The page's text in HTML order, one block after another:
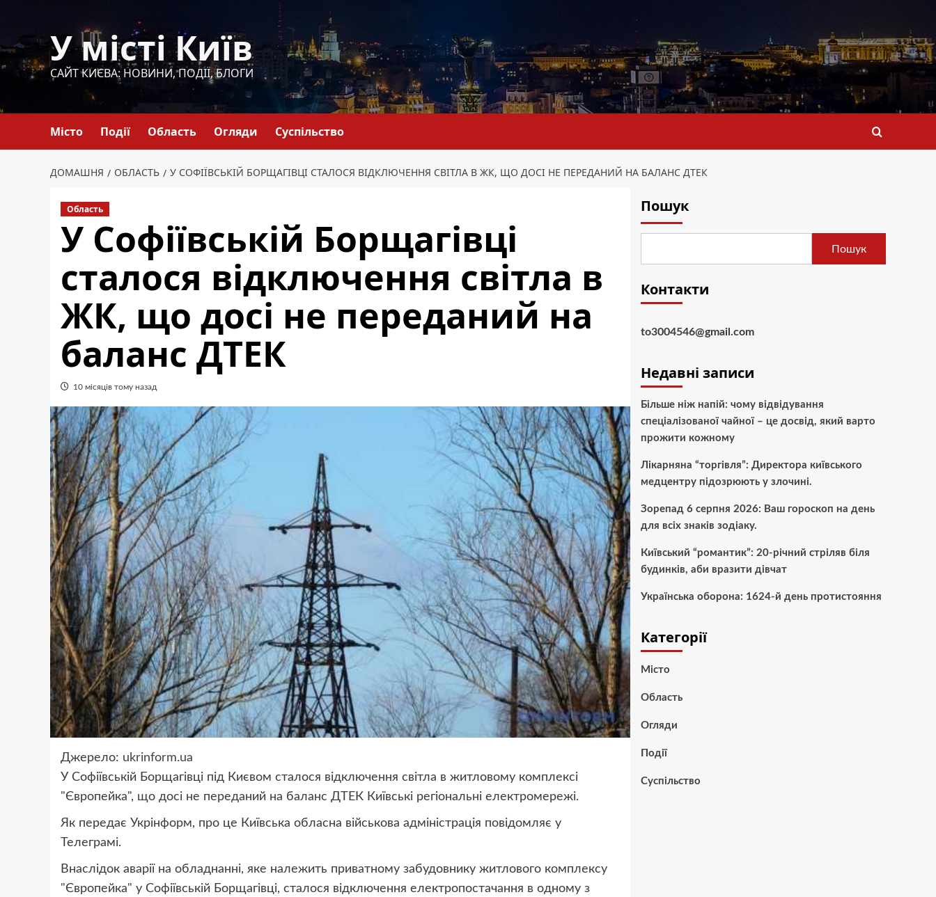
вмісту
У місті Київ
САЙТ КИЄВА: НОВИНИ, ПОДІЇ, БЛОГИ
Місто Події Область Огляди Суспільство
ДОМАШНЯ ОБЛАСТЬ У СОФІЇВСЬКІЙ БОРЩАГІВЦІ СТАЛОСЯ ВІДКЛЮЧЕННЯ СВІТЛА В ЖК, ЩО ДОСІ НЕ ПЕРЕДАНИЙ НА БАЛАНС ДТЕК
Область
У Софіївській Борщагівці
сталося відключення світла в
ЖК, що досі не переданий на
баланс ДТЕК
10 місяців тому назад
Джерело: ukrinform.ua
У Софіївській Борщагівці під Києвом сталося відключення світла в житловому комплексі
"Європейка", що досі не переданий на баланс ДТЕК Київські регіональні електромережі.
Як передає Укрінформ, про це Київська обласна військова адміністрація повідомляє у
Телеграмі.
Внаслідок аварії на обладнанні, яке належить приватному забудовнику житлового комплексу
"Європейка" у Софіївській Борщагівці, сталося відключення електропостачання в одному з
Пошук
Пошук
Контакти
to3004546@gmail.com
Недавні записи
Більше ніж напій: чому відвідування
спеціалізованої чайної – це досвід, який варто
прожити кожному
Лікарняна “торгівля”: Директора київського
медцентру підозрюють у злочині.
Зорепад 6 серпня 2026: Ваш гороскоп на день
для всіх знаків зодіаку.
Київський “романтик”: 20-річний стріляв біля
будинків, аби вразити дівчат
Українська оборона: 1624-й день протистояння
Категорії
Місто
Область
Огляди
Події
Суспільство